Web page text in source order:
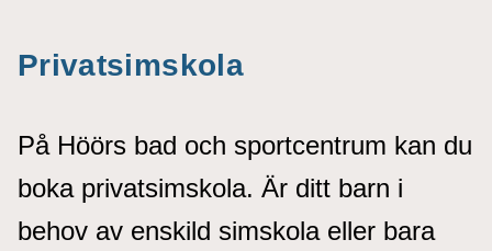
Privatsimskola
På Höörs bad och sportcentrum kan du
boka privatsimskola. Är ditt barn i
behov av enskild simskola eller bara